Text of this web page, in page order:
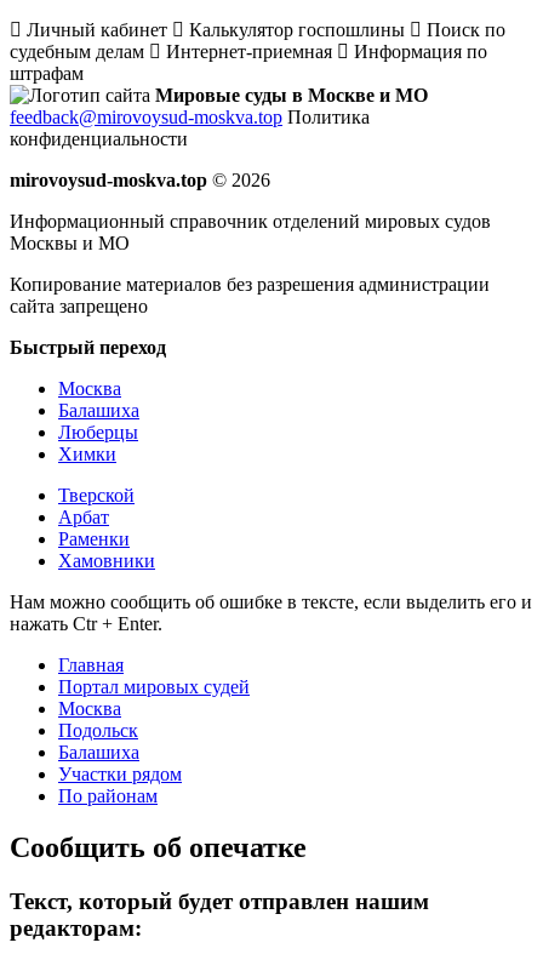
Личный кабинет
Калькулятор госпошлины
Поиск по
судебным делам
Интернет-приемная
Информация по
штрафам
Мировые суды в Москве и МО
feedback@mirovoysud-moskva.top Политика
конфиденциальности
mirovoysud-moskva.top © 2026
Информационный справочник отделений мировых судов
Москвы и МО
Копирование материалов без разрешения администрации
сайта запрещено
Быстрый переход
Москва
Балашиха
Люберцы
Химки
Тверской
Арбат
Раменки
Хамовники
Нам можно сообщить об ошибке в тексте, если выделить его и
нажать Ctr + Enter.
Главная
Портал мировых судей
Москва
Подольск
Балашиха
Участки рядом
По районам
Сообщить об опечатке
Текст, который будет отправлен нашим
редакторам: